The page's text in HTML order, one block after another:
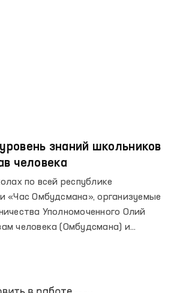
знаний школьников
человека
по всей республике
«Час Омбудсмана», организуемые
Уполномоченного Олий
человека (Омбудсмана) и
и школьного
на примерах из повседневной